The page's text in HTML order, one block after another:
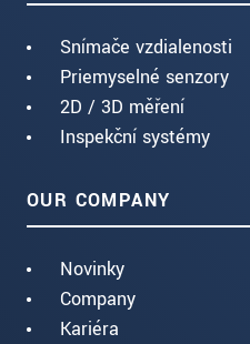
Snímače vzdialenosti
Priemyselné senzory
2D / 3D měření
Inspekční systémy
OUR COMPANY
Novinky
Company
Kariéra